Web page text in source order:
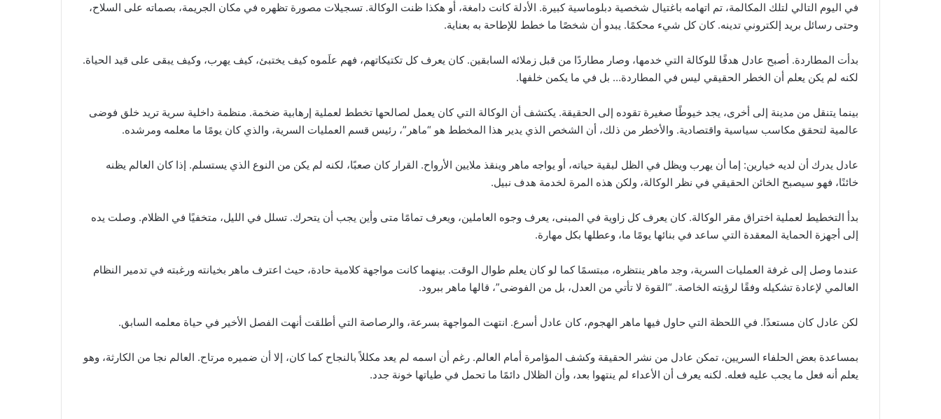
في اليوم التالي لتلك المكالمة، تم اتهامه باغتيال شخصية دبلوماسية كبيرة. الأدلة كانت دامغة، أو هكذا ظنت الوكالة. تسجيلات مصورة تظهره في مكان الجريمة، بصماته على السلاح،
وحتى رسائل بريد إلكتروني تدينه. كان كل شيء محكمًا. يبدو أن شخصًا ما خطط للإطاحة به بعناية.
بدأت المطاردة. أصبح عادل هدفًا للوكالة التي خدمها، وصار مطاردًا من قبل زملائه السابقين. كان يعرف كل تكتيكاتهم، فهم علَموه كيف يختبئ، كيف يهرب، وكيف يبقى على قيد الحياة.
لكنه لم يكن يعلم أن الخطر الحقيقي ليس في المطاردة… بل في ما يكمن خلفها.
بينما يتنقل من مدينة إلى أخرى، يجد خيوطًا صغيرة تقوده إلى الحقيقة. يكتشف أن الوكالة التي كان يعمل لصالحها تخطط لعملية إرهابية ضخمة. منظمة داخلية سرية تريد خلق فوضى
عالمية لتحقق مكاسب سياسية واقتصادية. والأخطر من ذلك، أن الشخص الذي يدير هذا المخطط هو “ماهر”، رئيس قسم العمليات السرية، والذي كان يومًا ما معلمه ومرشده.
عادل يدرك أن لديه خيارين: إما أن يهرب ويظل في الظل لبقية حياته، أو يواجه ماهر وينقذ ملايين الأرواح. القرار كان صعبًا، لكنه لم يكن من النوع الذي يستسلم. إذا كان العالم يظنه
خائنًا، فهو سيصبح الخائن الحقيقي في نظر الوكالة، ولكن هذه المرة لخدمة هدف نبيل.
بدأ التخطيط لعملية اختراق مقر الوكالة. كان يعرف كل زاوية في المبنى، يعرف وجوه العاملين، ويعرف تمامًا متى وأين يجب أن يتحرك. تسلل في الليل، متخفيًا في الظلام. وصلت يده
إلى أجهزة الحماية المعقدة التي ساعد في بنائها يومًا ما، وعطلها بكل مهارة.
عندما وصل إلى غرفة العمليات السرية، وجد ماهر ينتظره، مبتسمًا كما لو كان يعلم طوال الوقت. بينهما كانت مواجهة كلامية حادة، حيث اعترف ماهر بخيانته ورغبته في تدمير النظام
العالمي لإعادة تشكيله وفقًا لرؤيته الخاصة. “القوة لا تأتي من العدل، بل من الفوضى”، قالها ماهر ببرود.
لكن عادل كان مستعدًا. في اللحظة التي حاول فيها ماهر الهجوم، كان عادل أسرع. انتهت المواجهة بسرعة، والرصاصة التي أطلقت أنهت الفصل الأخير في حياة معلمه السابق.
بمساعدة بعض الحلفاء السريين، تمكن عادل من نشر الحقيقة وكشف المؤامرة أمام العالم. رغم أن اسمه لم يعد مكللاً بالنجاح كما كان، إلا أن ضميره مرتاح. العالم نجا من الكارثة، وهو
يعلم أنه فعل ما يجب عليه فعله. لكنه يعرف أن الأعداء لم ينتهوا بعد، وأن الظلال دائمًا ما تحمل في طياتها خونة جدد.